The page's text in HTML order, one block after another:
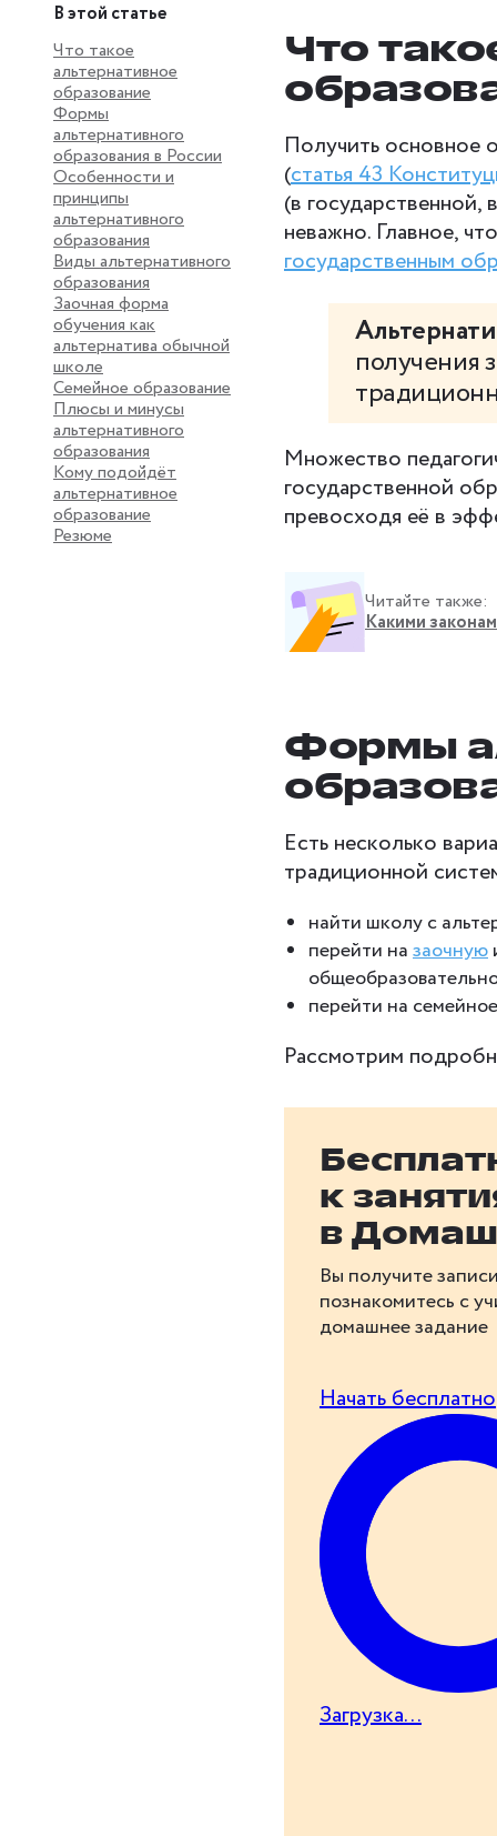
В этой статье
Что такое
альтернативное
образование
Формы
альтернативного
образования в России
Особенности и
принципы
альтернативного
образования
Виды альтернативного
образования
Заочная форма
обучения как
альтернатива обычной
школе
Семейное образование
Плюсы и минусы
альтернативного
образования
Кому подойдёт
альтернативное
образование
Резюме
Что
Получить основное
(статья 43
(в
неважно. Главное,
государственным
получения
Множество
государственной
превосходя её в
Читайте также:
Какими
Формы
Есть несколько
традиционной
найти школу с
перейти назаочную
перейти на
Рассмотрим
к
в
Вы получите
познакомитесь с
домашнее задание
Начать бесплатно
Загрузка...